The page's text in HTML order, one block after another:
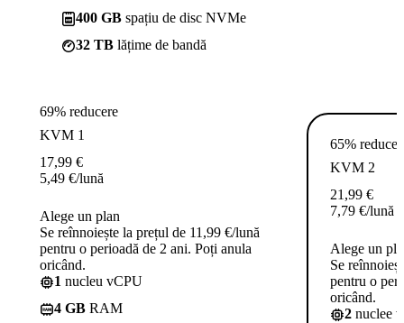
400 GB spațiu de disc NVMe
32 TB lățime de bandă
69% reducere
KVM 1
17,99 €
5,49 €/lună
Alege un plan
Se reînnoiește la prețul de 11,99 €/lună
pentru o perioadă de 2 ani. Poți anula
oricând.
1 nucleu vCPU
4 GB RAM
65%
KVM 2
21,99 €
7,79 €/lună
Alege un
Se
pentru o
oricând.
2 nuclee